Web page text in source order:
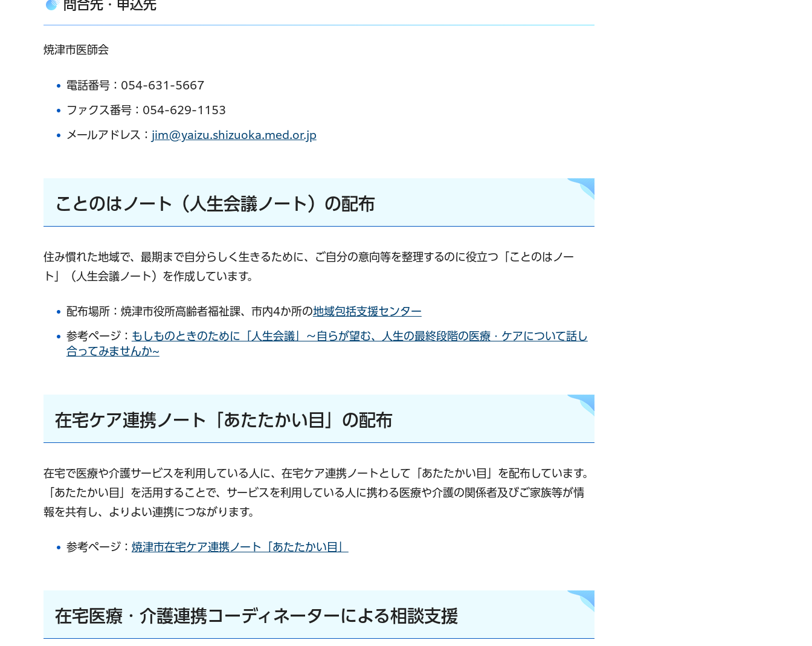
問合先・申込先
焼津市医師会
電話番号：054-631-5667
ファクス番号：054-629-1153
メールアドレス： jim@yaizu.shizuoka.med.or.jp
ことのはノート（人生会議ノート）の配布
住み慣れた地域で、最期まで自分らしく生きるために、ご自分の意向等を整理するのに役立つ「ことのはノー
ト」（人生会議ノート）を作成しています。
配布場所：焼津市役所高齢者福祉課、市内4か所の地域包括支援センター
参考ページ： もしものときのために「人生会議」～自らが望む、人生の最終段階の医療・ケアについて話し
合ってみませんか~
在宅ケア連携ノート「あたたかい目」の配布
在宅で医療や介護サービスを利用している人に、在宅ケア連携ノートとして「あたたかい目」を配布しています。
「あたたかい目」を活用することで、サービスを利用している人に携わる医療や介護の関係者及びご家族等が情
報を共有し、よりよい連携につながります。
参考ページ： 焼津市在宅ケア連携ノート「あたたかい目」
在宅医療・介護連携コーディネーターによる相談支援